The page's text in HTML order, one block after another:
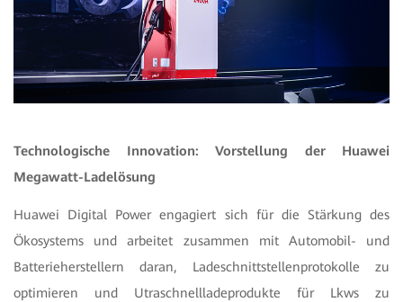
Technologische Innovation: Vorstellung der Huawei
Megawatt-Ladelösung
Huawei Digital Power engagiert sich für die Stärkung des
Ökosystems und arbeitet zusammen mit Automobil- und
Batterieherstellern daran, Ladeschnittstellenprotokolle zu
optimieren und Utraschnellladeprodukte für Lkws zu